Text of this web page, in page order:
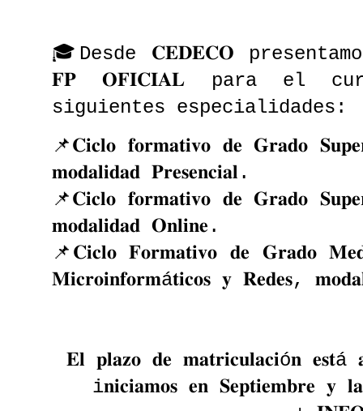
🎓Desde 𝐂𝐄𝐃𝐄𝐂𝐎
𝐅𝐏 𝐎𝐅𝐈𝐂𝐈𝐀𝐋 para el
siguientes especialidades:
📌𝐂𝐢𝐜𝐥𝐨 𝐟𝐨𝐫𝐦𝐚𝐭𝐢𝐯𝐨 𝐝𝐞 𝐆𝐫𝐚𝐝𝐨
𝐦𝐨𝐝𝐚𝐥𝐢𝐝𝐚𝐝 𝐏𝐫𝐞𝐬𝐞𝐧𝐜𝐢𝐚𝐥.
📌𝐂𝐢𝐜𝐥𝐨 𝐟𝐨𝐫𝐦𝐚𝐭𝐢𝐯𝐨 𝐝𝐞 𝐆𝐫𝐚𝐝𝐨
𝐦𝐨𝐝𝐚𝐥𝐢𝐝𝐚𝐝 𝐎𝐧𝐥𝐢𝐧𝐞.
📌𝐂𝐢𝐜𝐥𝐨 𝐅𝐨𝐫𝐦𝐚𝐭𝐢𝐯𝐨 𝐝𝐞 𝐆𝐫𝐚𝐝𝐨
𝐌𝐢𝐜𝐫𝐨𝐢𝐧𝐟𝐨𝐫𝐦á𝐭𝐢𝐜𝐨𝐬 𝐲 𝐑𝐞𝐝𝐞𝐬,
𝐄𝐥 𝐩𝐥𝐚𝐳𝐨 𝐝𝐞 𝐦𝐚𝐭𝐫𝐢𝐜𝐮𝐥𝐚𝐜𝐢ó𝐧 𝐞𝐬𝐭á
i𝐧𝐢𝐜𝐢𝐚𝐦𝐨𝐬 𝐞𝐧 𝐒𝐞𝐩𝐭𝐢𝐞𝐦𝐛𝐫𝐞 𝐲